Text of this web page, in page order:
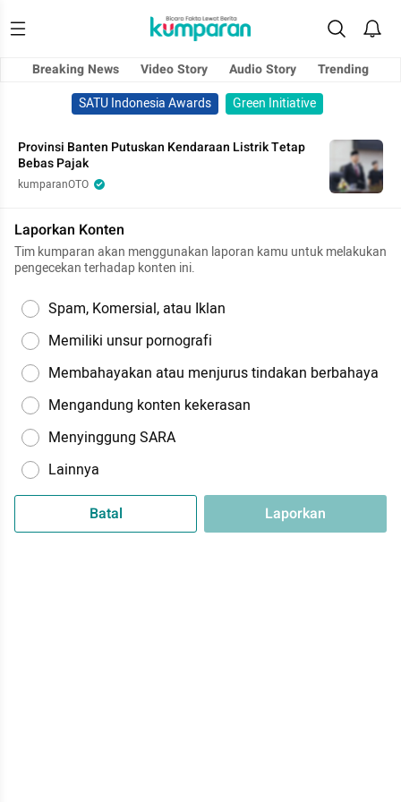
Breaking News Video Story Audio Story
Trending
SATU Indonesia Awards
Green Initiative
Provinsi Banten Putuskan Kendaraan Listrik Tetap
Bebas Pajak
kumparanOTO
Laporkan Konten
Tim kumparan akan menggunakan laporan kamu untuk melakukan
pengecekan terhadap konten ini.
Spam, Komersial, atau Iklan
Memiliki unsur pornografi
Membahayakan atau menjurus tindakan berbahaya
Mengandung konten kekerasan
Menyinggung SARA
Lainnya
Batal Laporkan